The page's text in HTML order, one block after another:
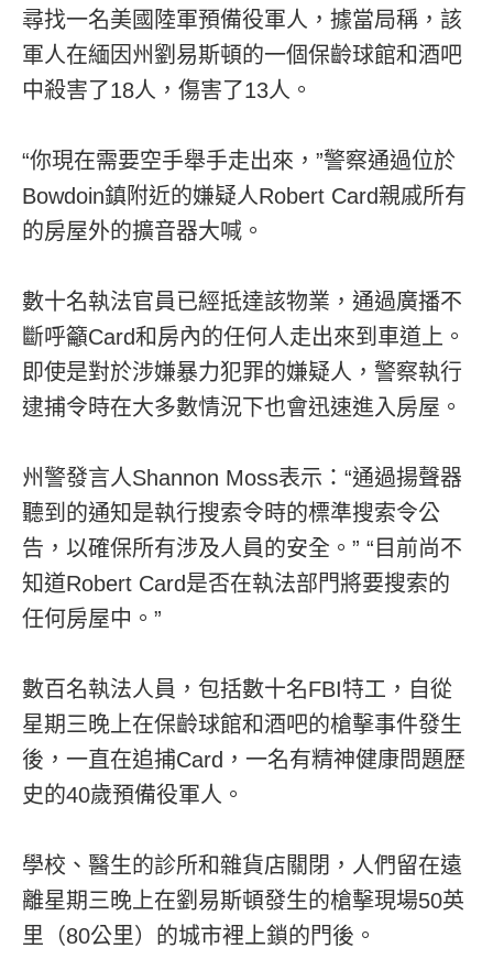
尋找一名美國陸軍預備役軍人，據當局稱，該
軍人在緬因州劉易斯頓的一個保齡球館和酒吧
中殺害了18人，傷害了13人。
“你現在需要空手舉手走出來，”警察通過位於
Bowdoin鎮附近的嫌疑人Robert Card親戚所有
的房屋外的擴音器大喊。
數十名執法官員已經抵達該物業，通過廣播不
斷呼籲Card和房內的任何人走出來到車道上。
即使是對於涉嫌暴力犯罪的嫌疑人，警察執行
逮捕令時在大多數情況下也會迅速進入房屋。
州警發言人Shannon Moss表示：“通過揚聲器
聽到的通知是執行搜索令時的標準搜索令公
告，以確保所有涉及人員的安全。” “目前尚不
知道Robert Card是否在執法部門將要搜索的
任何房屋中。”
數百名執法人員，包括數十名FBI特工，自從
星期三晚上在保齡球館和酒吧的槍擊事件發生
後，一直在追捕Card，一名有精神健康問題歷
史的40歲預備役軍人。
學校、醫生的診所和雜貨店關閉，人們留在遠
離星期三晚上在劉易斯頓發生的槍擊現場50英
里（80公里）的城市裡上鎖的門後。